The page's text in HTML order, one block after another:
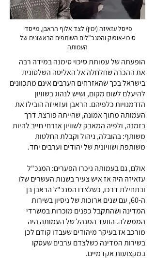
פייסל עזאיזה (ימין) לצד אלוף הראבן, מייסדי
סיכוי-אופוק והמנכ"לים השותפים הראשונים של
העמותה
הופעתה של עמותת סיכוי סימנה במידה רבה
את ההכרה שחלחלה אל האליטה השלטונית
בישראל בכך שהאזרחים הערבים אינם מתכוונים
להיעלם לשום מקום, ושיש לנהוג בשוויון
הזדמנויות כלפיהם. הראבן ועזאיזה הובילו את
העמותה מתוך אמונה, שהייתה פורצת דרך
בזמנה, ולפיה המאבק לשוויון אזרחי חייב להיות
משותף: בהובלה, ניהול וקבלת החלטות
משותפת ושוויונית של יהודים וערבים יחד.
אולם, גם בעמותה ניכרו הפערים: המנכ"ל
עזאיזה היה אז איש צעיר בשנות העשרים שלו
ובתחילת דרכו, כשלצדו המנכ"ל הראבן בן
ה-60, עם שנים ארוכות של ניסיון בשירות
המדינה ושהתקבל כפנים מוכרות במשרדי
הממשלה. הוועד המנהל של העמותה היה
מורכב אז בעיקר מיהודים שעבדו קודם לכן
בשירות המדינה כשלצדם ערבים שעסקו
במקצועות אקדמיים.